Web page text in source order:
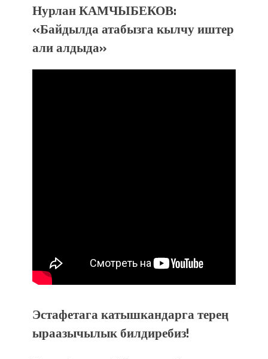
Нурлан КАМЧЫБЕКОВ:
«Байдылда атабызга кылчу иштер
али алдыда»
Эстафетага катышкандарга терең
ыраазычылык билдиребиз!